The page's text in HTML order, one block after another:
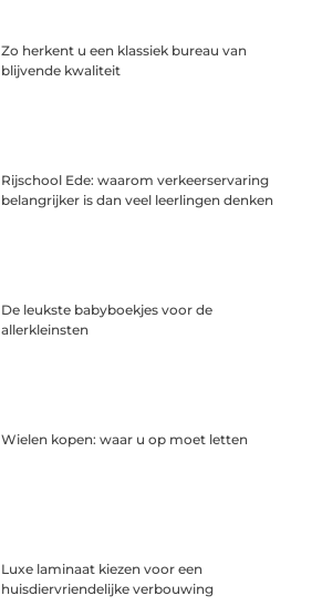
Zo herkent u een klassiek bureau van
blijvende kwaliteit
Rijschool Ede: waarom verkeerservaring
belangrijker is dan veel leerlingen denken
De leukste babyboekjes voor de
allerkleinsten
Wielen kopen: waar u op moet letten
Luxe laminaat kiezen voor een
huisdiervriendelijke verbouwing